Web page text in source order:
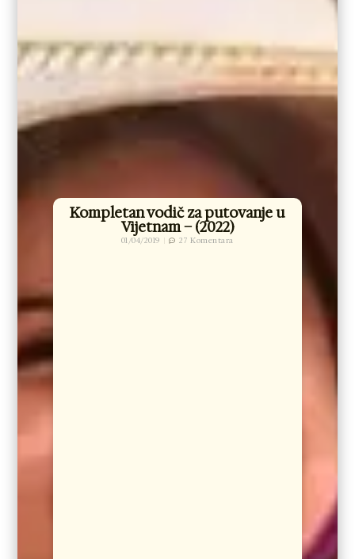
Kompletan vodič za putovanje u
Vijetnam – (2022)
01/04/2019 27 Komentara